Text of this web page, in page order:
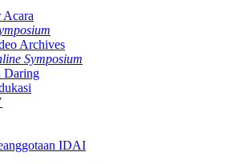
Acara
Archives
Symposium
Daring
IDAI